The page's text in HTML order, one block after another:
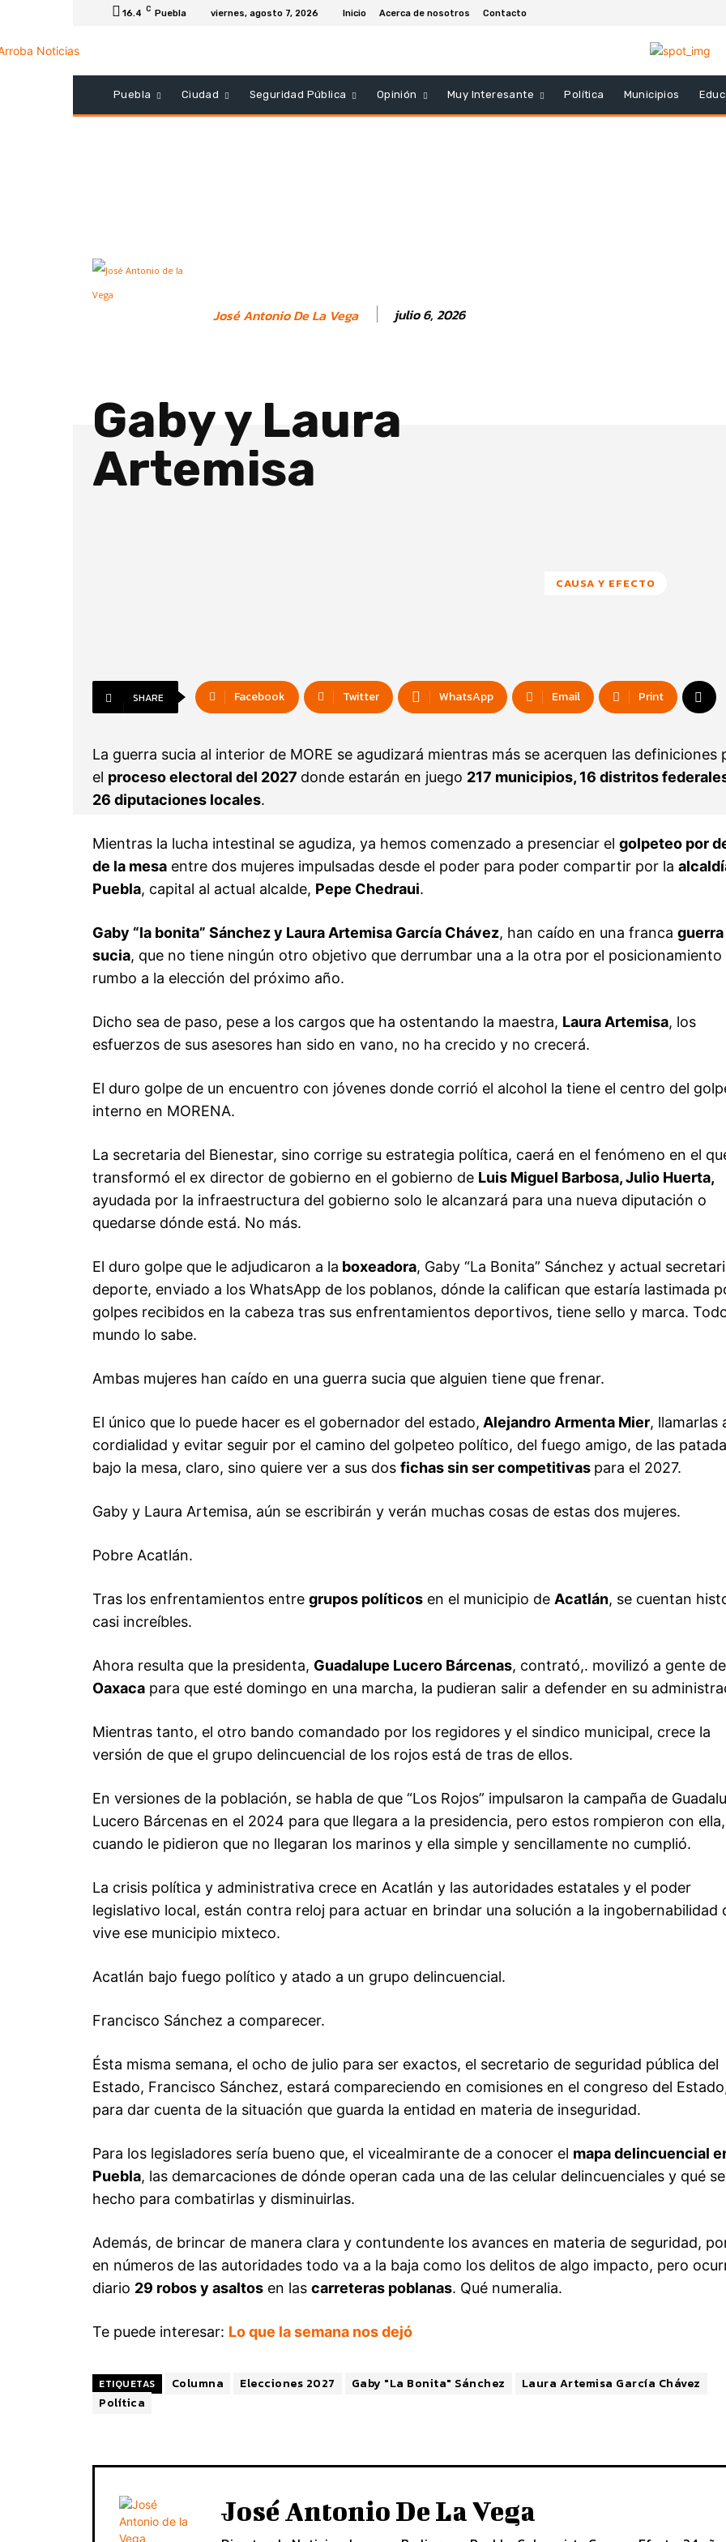
16.4 C Puebla viernes, agosto 7, 2026 Inicio Acerca de nosotros Contacto
Puebla Ciudad Seguridad Pública Opinión Muy Interesante Política Municipios
José Antonio De La Vega julio 6, 2026
Gaby y Laura
Artemisa
CAUSA Y EFECTO
SHARE Facebook Twitter WhatsApp Email Print
La guerra sucia al interior de MORE se agudizará mientras más se acerquen las definiciones
el proceso electoral del 2027 donde estarán en juego 217 municipios, 16 distritos
26 diputaciones locales.
Mientras la lucha intestinal se agudiza, ya hemos comenzado a presenciar el golpeteo por
de la mesa entre dos mujeres impulsadas desde el poder para poder compartir por la
Puebla, capital al actual alcalde, Pepe Chedraui.
Gaby “la bonita” Sánchez y Laura Artemisa García Chávez, han caído en una franca guerra
sucia, que no tiene ningún otro objetivo que derrumbar una a la otra por el posicionamiento
rumbo a la elección del próximo año.
Dicho sea de paso, pese a los cargos que ha ostentando la maestra, Laura Artemisa, los
esfuerzos de sus asesores han sido en vano, no ha crecido y no crecerá.
El duro golpe de un encuentro con jóvenes donde corrió el alcohol la tiene el centro del
interno en MORENA.
La secretaria del Bienestar, sino corrige su estrategia política, caerá en el fenómeno en el
transformó el ex director de gobierno en el gobierno de Luis Miguel Barbosa, Julio Huerta,
ayudada por la infraestructura del gobierno solo le alcanzará para una nueva diputación o
quedarse dónde está. No más.
El duro golpe que le adjudicaron a la boxeadora, Gaby “La Bonita” Sánchez y actual
deporte, enviado a los WhatsApp de los poblanos, dónde la califican que estaría lastimada
golpes recibidos en la cabeza tras sus enfrentamientos deportivos, tiene sello y marca.
mundo lo sabe.
Ambas mujeres han caído en una guerra sucia que alguien tiene que frenar.
El único que lo puede hacer es el gobernador del estado, Alejandro Armenta Mier, llamarlas
cordialidad y evitar seguir por el camino del golpeteo político, del fuego amigo, de las
bajo la mesa, claro, sino quiere ver a sus dos fichas sin ser competitivas para el 2027.
Gaby y Laura Artemisa, aún se escribirán y verán muchas cosas de estas dos mujeres.
Pobre Acatlán.
Tras los enfrentamientos entre grupos políticos en el municipio de Acatlán, se cuentan
casi increíbles.
Ahora resulta que la presidenta, Guadalupe Lucero Bárcenas, contrató,. movilizó a gente de
Oaxaca para que esté domingo en una marcha, la pudieran salir a defender en su
Mientras tanto, el otro bando comandado por los regidores y el sindico municipal, crece la
versión de que el grupo delincuencial de los rojos está de tras de ellos.
En versiones de la población, se habla de que “Los Rojos” impulsaron la campaña de
Lucero Bárcenas en el 2024 para que llegara a la presidencia, pero estos rompieron con ella,
cuando le pidieron que no llegaran los marinos y ella simple y sencillamente no cumplió.
La crisis política y administrativa crece en Acatlán y las autoridades estatales y el poder
legislativo local, están contra reloj para actuar en brindar una solución a la ingobernabilidad
vive ese municipio mixteco.
Acatlán bajo fuego político y atado a un grupo delincuencial.
Francisco Sánchez a comparecer.
Ésta misma semana, el ocho de julio para ser exactos, el secretario de seguridad pública del
Estado, Francisco Sánchez, estará compareciendo en comisiones en el congreso del
para dar cuenta de la situación que guarda la entidad en materia de inseguridad.
Para los legisladores sería bueno que, el vicealmirante de a conocer el mapa delincuencial
Puebla, las demarcaciones de dónde operan cada una de las celular delincuenciales y qué
hecho para combatirlas y disminuirlas.
Además, de brincar de manera clara y contundente los avances en materia de seguridad,
en números de las autoridades todo va a la baja como los delitos de algo impacto, pero
diario 29 robos y asaltos en las carreteras poblanas. Qué numeralia.
Te puede interesar: Lo que la semana nos dejó
ETIQUETAS Columna Elecciones 2027 Gaby "La Bonita" Sánchez
Laura Artemisa García Chávez
Política
José Antonio De La Vega